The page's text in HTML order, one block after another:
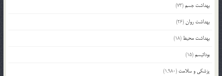
بهداشت جسم(73)
بهداشت روان(26)
بهداشت محیط (18)
بودائیسم(15)
پزشکی و سلامت (1,980)